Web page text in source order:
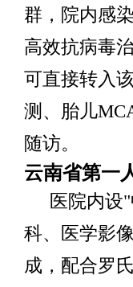
群，院内感
高效抗病毒
可直接转入
测、胎儿
随访。
云南省第一
医院内设
科、医学影
成，配合罗